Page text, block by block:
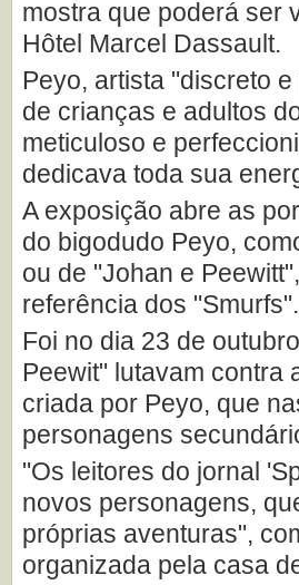
mostra que poderá ser
Hôtel Marcel Dassault.
Peyo, artista "discreto
de crianças e adultos
meticuloso e
dedicava toda sua
A exposição abre as
do bigodudo Peyo,
ou de "Johan e
referência dos "Smurfs".
Foi no dia 23 de
Peewit" lutavam contra
criada por Peyo, que
personagens
"Os leitores do jornal
novos personagens,
próprias aventuras",
organizada pela casa